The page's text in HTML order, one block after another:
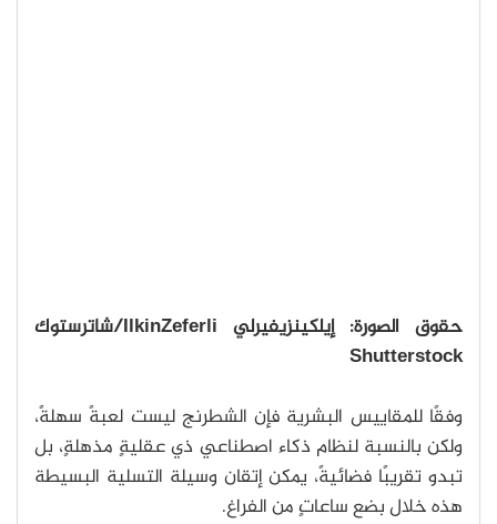
حقوق الصورة: إيلكينزيفيرلي IlkinZeferli/شاترستوك
Shutterstock
وفقًا للمقاييس البشرية فإن الشطرنج ليست لعبةً سهلةً،
ولكن بالنسبة لنظام ذكاء اصطناعي ذي عقليةٍ مذهلةٍ، بل
تبدو تقريبًا فضائيةً، يمكن إتقان وسيلة التسلية البسيطة
هذه خلال بضع ساعاتٍ من الفراغ.